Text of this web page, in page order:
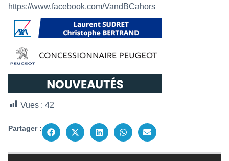
https://www.facebook.com/VandBCahors
Vues : 42
Partager :